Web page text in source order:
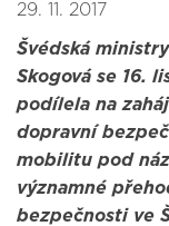
29. 11. 2017
Švédská
Skogová se 16.
podílela na
dopravní
mobilitu pod
významné
bezpečnosti ve